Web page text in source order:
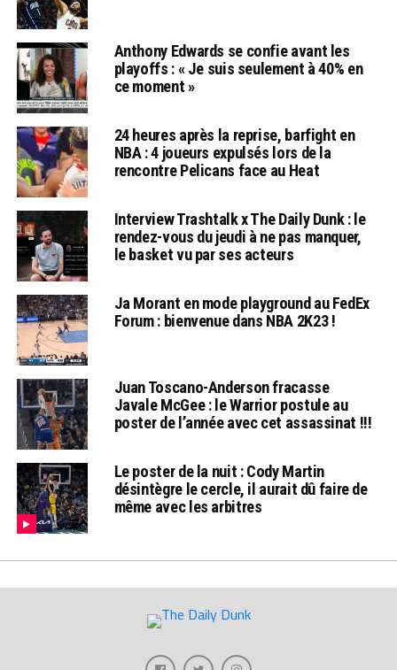
Anthony Edwards se confie avant les
playoffs : « Je suis seulement à 40% en
ce moment »
24 heures après la reprise, barfight en
NBA : 4 joueurs expulsés lors de la
rencontre Pelicans face au Heat
Interview Trashtalk x The Daily Dunk : le
rendez-vous du jeudi à ne pas manquer,
le basket vu par ses acteurs
Ja Morant en mode playground au FedEx
Forum : bienvenue dans NBA 2K23 !
Juan Toscano-Anderson fracasse
Javale McGee : le Warrior postule au
poster de l’année avec cet assassinat !!!
Le poster de la nuit : Cody Martin
désintègre le cercle, il aurait dû faire de
même avec les arbitres